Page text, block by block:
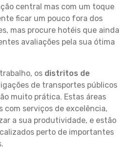
central mas com um toque
ficar um pouco fora dos
mas procure hotéis que ainda
avaliações pela sua ótima
os distritos de
de transportes públicos
muito prática. Estas áreas
com serviços de excelência,
a sua produtividade, e estão
perto de importantes